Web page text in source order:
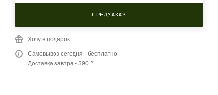
ПРЕДЗАКАЗ
Хочу в подарок
Самовывоз сегодня - бесплатно
Доставка завтра - 390 ₽